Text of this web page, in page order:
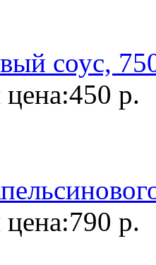
соус,
450 р.
790 р.